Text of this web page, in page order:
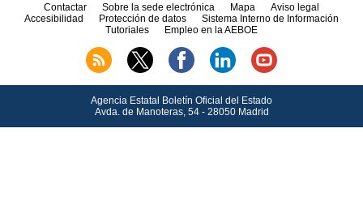
Contactar Sobre la sede electrónica Mapa
Aviso legal
Accesibilidad
Protección de datos
Sistema Interno de Información
Tutoriales
Empleo en la AEBOE
Agencia Estatal Boletín Oficial del Estado
Avda.de Manoteras, 54 - 28050 Madrid